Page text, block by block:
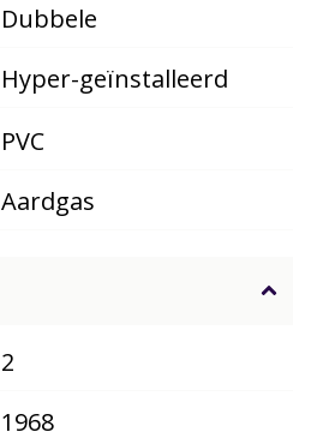
Dubbele
Hyper-geïnstalleerd
PVC
Aardgas
2
1968